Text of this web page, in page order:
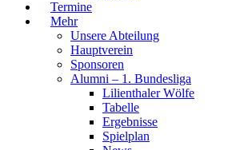
Termine
Mehr
Unsere Abteilung
Hauptverein
Sponsoren
Alumni – 1. Bundesliga
Lilienthaler Wölfe
Tabelle
Ergebnisse
Spielplan